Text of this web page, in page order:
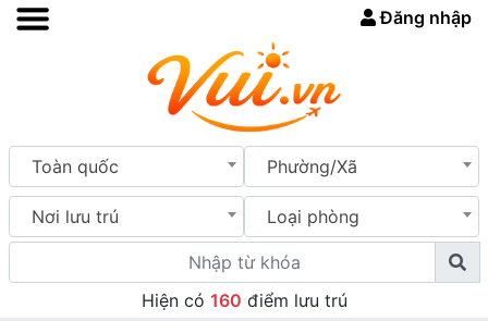
Đăng nhập
Toàn quốc Phường/Xã
Nơi lưu trú Loại phòng
Hiện có 160 điểm lưu trú